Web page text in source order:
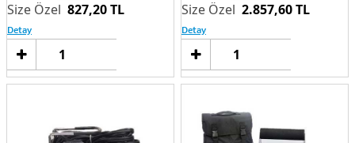
827,20 TL
Detay
Sepete
2.857,60 TL
Detay